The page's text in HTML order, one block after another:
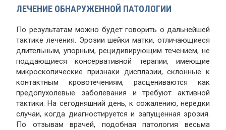
ЛЕЧЕНИЕ ОБНАРУЖЕННОЙ ПАТОЛОГИИ
По результатам можно будет говорить о дальнейшей
тактике лечения. Эрозии шейки матки, отличающиеся
длительным, упорным, рецидивирующим течением, не
поддающиеся консервативной терапии, имеющие
микроскопические признаки дисплазии, склонные к
контактным кровотечениям, расцениваются как
предопухолевые заболевания и требуют активной
тактики. На сегодняшний день, к сожалению, нередки
случаи, когда диагностируется и запущенная эрозия.
По отзывам врачей, подобная патология весьма